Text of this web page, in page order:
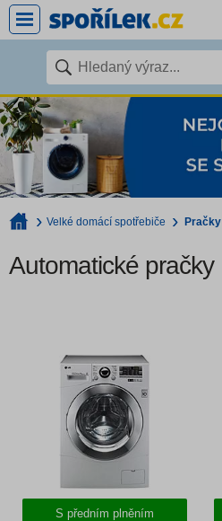
Velké domácí spotřebiče Pračky
Automatické pračky
S předním plněním